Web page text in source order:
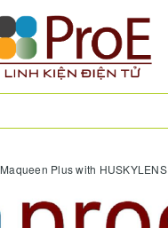
Maqueen Plus with HUSKYLENS